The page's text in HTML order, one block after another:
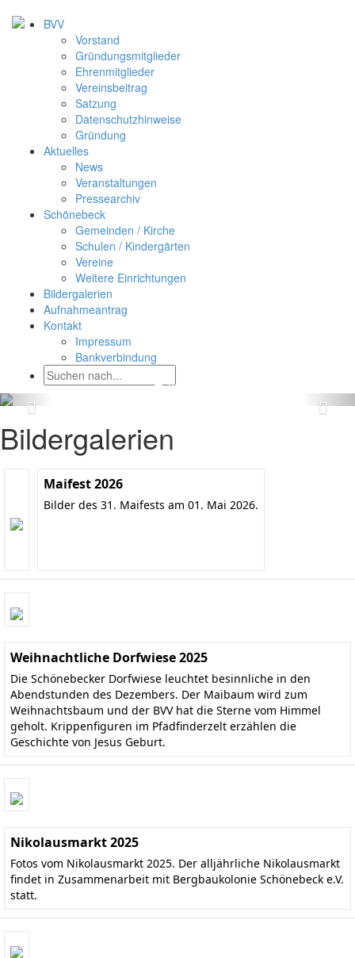
BVV
Vorstand
Gründungsmitglieder
Ehrenmitglieder
Vereinsbeitrag
Satzung
Datenschutzhinweise
Gründung
Aktuelles
News
Veranstaltungen
Pressearchiv
Schönebeck
Gemeinden / Kirche
Schulen / Kindergärten
Vereine
Weitere Einrichtungen
Bildergalerien
Aufnahmeantrag
Kontakt
Impressum
Bankverbindung
Bildergalerien
Maifest 2026
Bilder des 31. Maifests am 01. Mai 2026.
Weihnachtliche Dorfwiese 2025
Die Schönebecker Dorfwiese leuchtet besinnliche in den
Abendstunden des Dezembers. Der Maibaum wird zum
Weihnachtsbaum und der BVV hat die Sterne vom Himmel
geholt. Krippenfiguren im Pfadfinderzelt erzählen die
Geschichte von Jesus Geburt.
Nikolausmarkt 2025
Fotos vom Nikolausmarkt 2025. Der alljährliche Nikolausmarkt
findet in Zusammenarbeit mit Bergbaukolonie Schönebeck e.V.
statt.